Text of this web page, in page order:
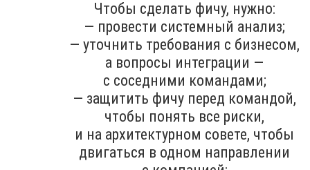
Чтобы сделать фичу, нужно:
— провести системный анализ;
— уточнить требования с бизнесом,
а вопросы интеграции —
с соседними командами;
— защитить фичу перед командой,
чтобы понять все риски,
и на архитектурном совете, чтобы
двигаться в одном направлении